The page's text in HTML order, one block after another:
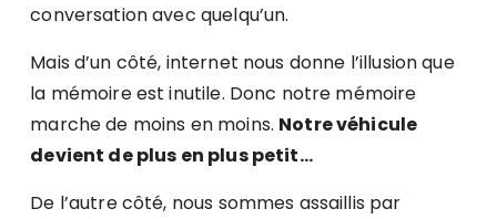
conversation avec quelqu’un.
Mais d’un côté, internet nous donne l’illusion que
la mémoire est inutile. Donc notre mémoire
marche de moins en moins. Notre véhicule
devient de plus en plus petit…
De l’autre côté, nous sommes assaillis par